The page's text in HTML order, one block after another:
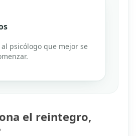
al psicólogo que mejor se
el reintegro,